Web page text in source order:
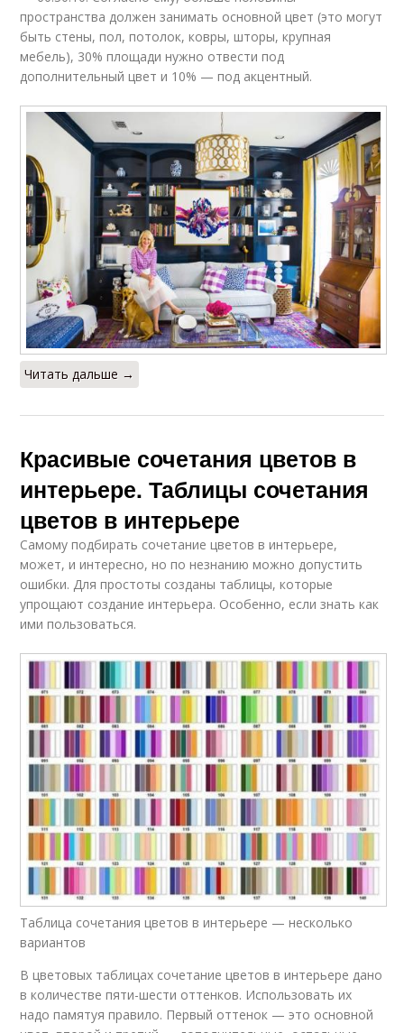
пространства должен занимать основной цвет (это могут
быть стены, пол, потолок, ковры, шторы, крупная
мебель), 30% площади нужно отвести под
дополнительный цвет и 10% — под акцентный.
Читать дальше →
Красивые сочетания цветов в
интерьере. Таблицы сочетания
цветов в интерьере
Самому подбирать сочетание цветов в интерьере,
может, и интересно, но по незнанию можно допустить
ошибки. Для простоты созданы таблицы, которые
упрощают создание интерьера. Особенно, если знать как
ими пользоваться.
Таблица сочетания цветов в интерьере — несколько
вариантов
В цветовых таблицах сочетание цветов в интерьере дано
в количестве пяти-шести оттенков. Использовать их
надо памятуя правило. Первый оттенок — это основной